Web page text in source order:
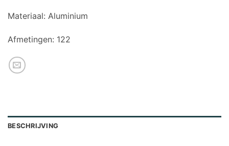
Materiaal: Aluminium
Afmetingen: 122
BESCHRIJVING